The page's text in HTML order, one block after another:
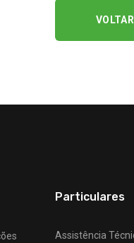
VOLTAR
Particulares
Assistência